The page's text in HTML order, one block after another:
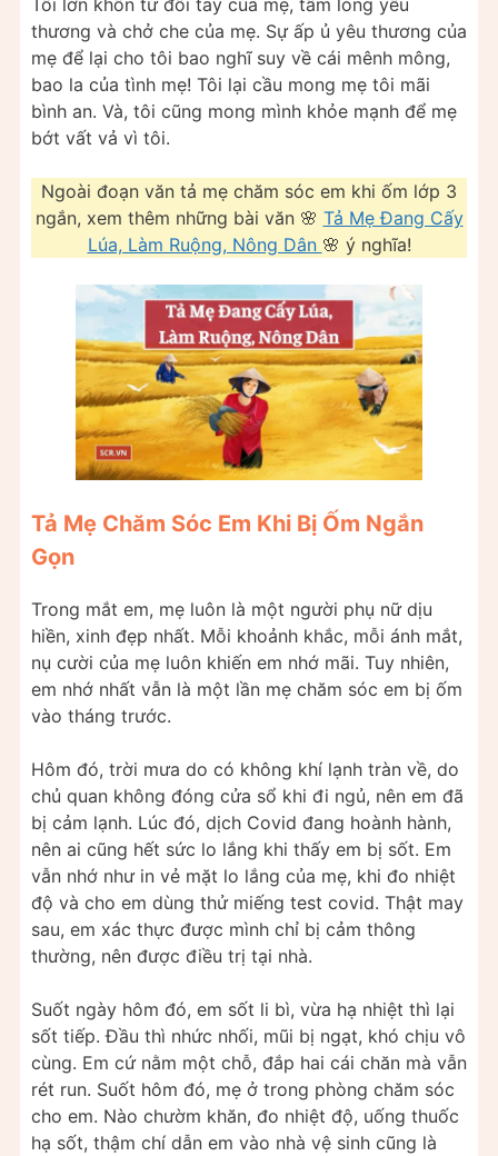
Tôi lớn khôn từ đôi tay của mẹ, tấm lòng yêu
thương và chở che của mẹ. Sự ấp ủ yêu thương của
mẹ để lại cho tôi bao nghĩ suy về cái mênh mông,
bao la của tình mẹ! Tôi lại cầu mong mẹ tôi mãi
bình an. Và, tôi cũng mong mình khỏe mạnh để mẹ
bớt vất vả vì tôi.
Ngoài đoạn văn tả mẹ chăm sóc em khi ốm lớp 3
ngắn, xem thêm những bài văn 🌸 Tả Mẹ Đang Cấy
Lúa, Làm Ruộng, Nông Dân 🌸 ý nghĩa!
Tả Mẹ Chăm Sóc Em Khi Bị Ốm Ngắn
Gọn
Trong mắt em, mẹ luôn là một người phụ nữ dịu
hiền, xinh đẹp nhất. Mỗi khoảnh khắc, mỗi ánh mắt,
nụ cười của mẹ luôn khiến em nhớ mãi. Tuy nhiên,
em nhớ nhất vẫn là một lần mẹ chăm sóc em bị ốm
vào tháng trước.
Hôm đó, trời mưa do có không khí lạnh tràn về, do
chủ quan không đóng cửa sổ khi đi ngủ, nên em đã
bị cảm lạnh. Lúc đó, dịch Covid đang hoành hành,
nên ai cũng hết sức lo lắng khi thấy em bị sốt. Em
vẫn nhớ như in vẻ mặt lo lắng của mẹ, khi đo nhiệt
độ và cho em dùng thử miếng test covid. Thật may
sau, em xác thực được mình chỉ bị cảm thông
thường, nên được điều trị tại nhà.
Suốt ngày hôm đó, em sốt li bì, vừa hạ nhiệt thì lại
sốt tiếp. Đầu thì nhức nhối, mũi bị ngạt, khó chịu vô
cùng. Em cứ nằm một chỗ, đắp hai cái chăn mà vẫn
rét run. Suốt hôm đó, mẹ ở trong phòng chăm sóc
cho em. Nào chườm khăn, đo nhiệt độ, uống thuốc
hạ sốt, thậm chí dẫn em vào nhà vệ sinh cũng là